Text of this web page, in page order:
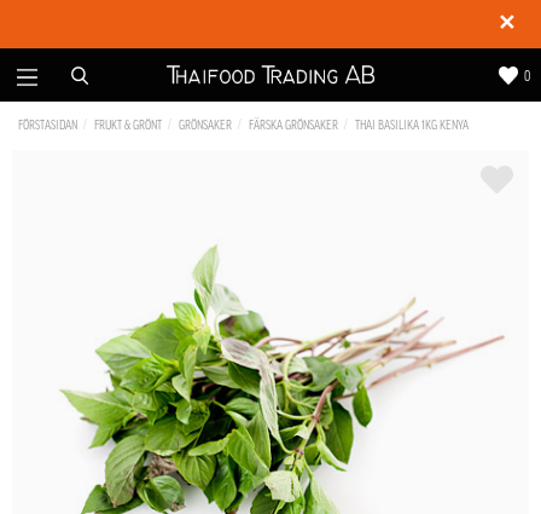
✕
0
FÖRSTASIDAN FRUKT & GRÖNT GRÖNSAKER FÄRSKA GRÖNSAKER THAI BASILIKA 1KG KENYA